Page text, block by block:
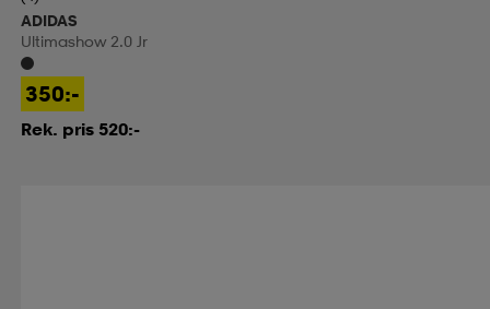
ADIDAS
Ultimashow 2.0 Jr
350:-
Rek. pris 520:-